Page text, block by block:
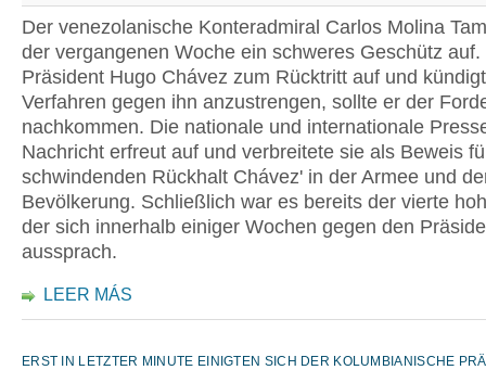
Der venezolanische Konteradmiral Carlos Molina
der vergangenen Woche ein schweres Geschütz
Präsident Hugo Chávez zum Rücktritt auf und
Verfahren gegen ihn anzustrengen, sollte er der
nachkommen. Die nationale und internationale
Nachricht erfreut auf und verbreitete sie als Beweis
schwindenden Rückhalt Chávez' in der Armee und
Bevölkerung. Schließlich war es bereits der vierte
der sich innerhalb einiger Wochen gegen den
aussprach.
LEER MÁS
ERST IN LETZTER MINUTE EINIGTEN SICH DER KOLUMBIANISCHE